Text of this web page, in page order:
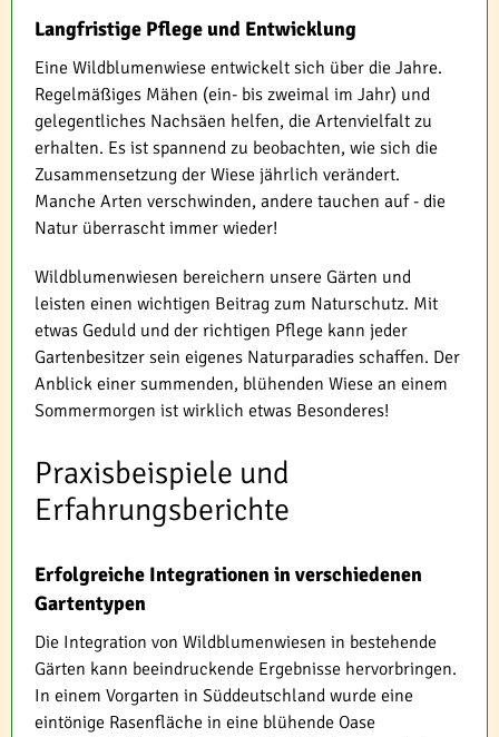
Langfristige Pflege und Entwicklung
Eine Wildblumenwiese entwickelt sich über die Jahre.
Regelmäßiges Mähen (ein- bis zweimal im Jahr) und
gelegentliches Nachsäen helfen, die Artenvielfalt zu
erhalten. Es ist spannend zu beobachten, wie sich die
Zusammensetzung der Wiese jährlich verändert.
Manche Arten verschwinden, andere tauchen auf - die
Natur überrascht immer wieder!
Wildblumenwiesen bereichern unsere Gärten und
leisten einen wichtigen Beitrag zum Naturschutz. Mit
etwas Geduld und der richtigen Pflege kann jeder
Gartenbesitzer sein eigenes Naturparadies schaffen. Der
Anblick einer summenden, blühenden Wiese an einem
Sommermorgen ist wirklich etwas Besonderes!
Praxisbeispiele und
Erfahrungsberichte
Erfolgreiche Integrationen in verschiedenen
Gartentypen
Die Integration von Wildblumenwiesen in bestehende
Gärten kann beeindruckende Ergebnisse hervorbringen.
In einem Vorgarten in Süddeutschland wurde eine
eintönige Rasenfläche in eine blühende Oase